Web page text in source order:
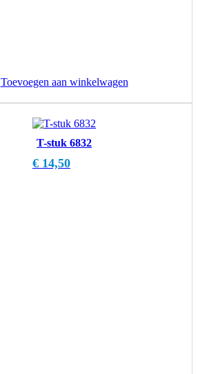
Toevoegen aan winkelwagen
T-stuk 6832
€ 14,50